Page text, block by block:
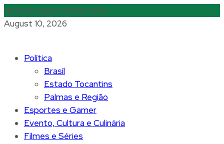
NotíciasAqui a notícia corre
August 10, 2026
Política
Brasíl
Estado Tocantins
Palmas e Região
Esportes e Gamer
Evento, Cultura e Culinária
Filmes e Séries